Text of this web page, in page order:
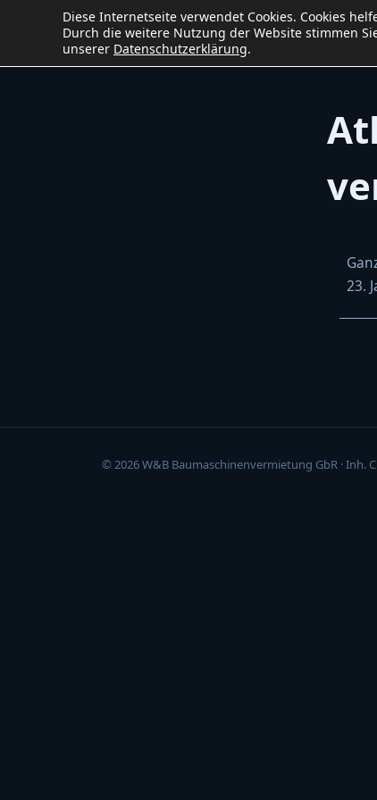
W&BBaumaschinenservice
62D
23.
© 2026 W&B Baumaschinenvermietung GbR · Inh.
Diese Internetseite verwendet Cookies. Cookies
Durch die weitere Nutzung der Website stimmen
unserer Datenschutzerklärung.